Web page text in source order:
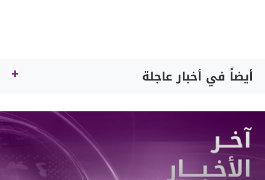
أيضاً في أخبار عاجلة